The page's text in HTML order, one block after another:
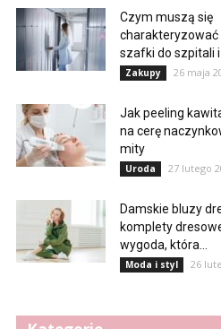
Czym muszą się
szafki do szpitali
Zakupy 26 maja
Jak peeling
na cerę
mity
Uroda 27 lutego
Damskie bluzy
komplety
wygoda, która...
Moda i styl 26